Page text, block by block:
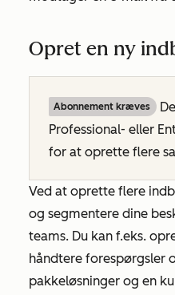
Opret en ny
Abonnement kræves
Professional- eller
for at oprette flere
Ved at oprette flere
og segmentere dine
teams. Du kan f.eks.
håndtere forespørgsler
pakkeløsninger og en